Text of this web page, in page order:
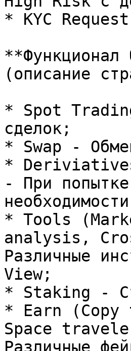
* KYC
**Функционал
(описание
* Spot
сделок;
* Swap -
*
- При
* Tools
analysis,
Различные
View;
* Staking -
* Earn
Space
Различные